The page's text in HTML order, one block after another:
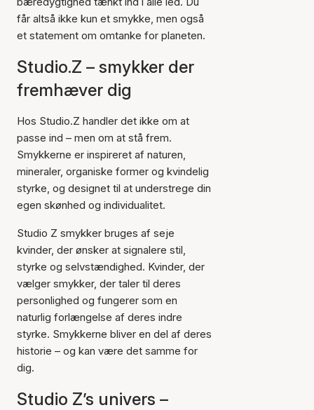
får altså ikke kun et smykke, men også
et statement om omtanke for planeten.
Studio.Z – smykker der
fremhæver dig
Hos Studio.Z handler det ikke om at
passe ind – men om at stå frem.
Smykkerne er inspireret af naturen,
mineraler, organiske former og kvindelig
styrke, og designet til at understrege din
egen skønhed og individualitet.
Studio Z smykker bruges af seje
kvinder, der ønsker at signalere stil,
styrke og selvstændighed. Kvinder, der
vælger smykker, der taler til deres
personlighed og fungerer som en
naturlig forlængelse af deres indre
styrke. Smykkerne bliver en del af deres
historie – og kan være det samme for
dig.
Studio Z’s univers –